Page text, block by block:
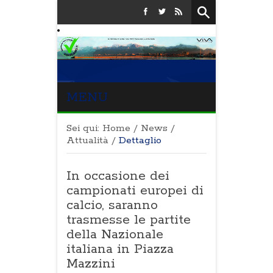
MENU
Sei qui: Home / News /
Attualità / Dettaglio
In occasione dei
campionati europei di
calcio, saranno
trasmesse le partite
della Nazionale
italiana in Piazza
Mazzini